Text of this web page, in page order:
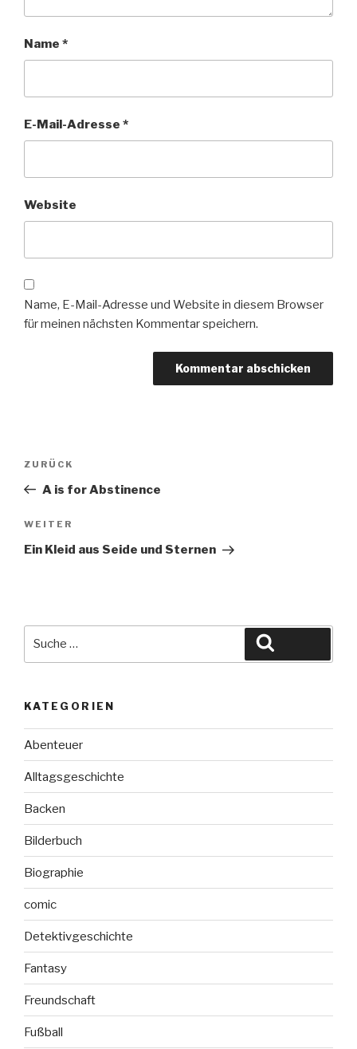
Name *
E-Mail-Adresse *
Website
Name, E-Mail-Adresse und Website in diesem Browser
für meinen nächsten Kommentar speichern.
Beitragsnavigation
Vorheriger
Beitrag
ZURÜCK
A is for Abstinence
Nächster
Beitrag
WEITER
Ein Kleid aus Seide und Sternen
KATEGORIEN
Abenteuer
Alltagsgeschichte
Backen
Bilderbuch
Biographie
comic
Detektivgeschichte
Fantasy
Freundschaft
Fußball